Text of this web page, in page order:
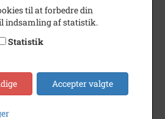
1850 - 1916
udateret
Holbæk-Arkiverne / Tølløse
Lokalarkiv
til at forbedre din
indsamling af statistik.
Statistik
Accepter valgte